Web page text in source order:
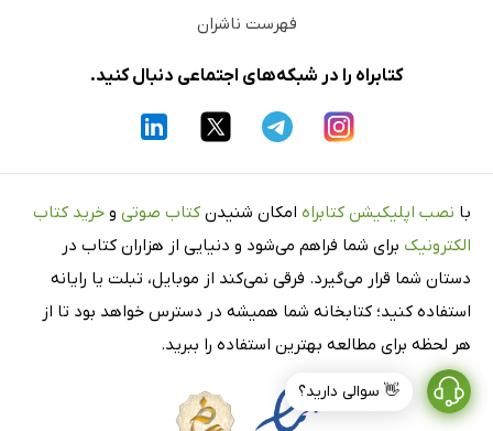
👋 سوالی دارید؟
فهرست ناشران
کتابراه را در شبکه‌های اجتماعی دنبال کنید.
با نصب اپلیکیشن کتابراه امکان شنیدن کتاب صوتی و خرید کتاب
الکترونیک برای شما فراهم می‌شود و دنیایی از هزاران کتاب در
دستان شما قرار می‌گیرد. فرقی نمی‌کند از موبایل، تبلت یا رایانه
استفاده کنید؛ کتابخانه شما همیشه در دسترس خواهد بود تا از
هر لحظه برای مطالعه بهترین استفاده را ببرید.